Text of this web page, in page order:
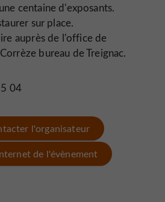
centaine d'exposants.
sur place.
auprès de l'office de
bureau de Treignac.
04
l'organisateur
de l'évènement